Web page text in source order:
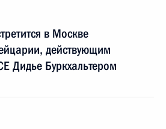
в Москве
действующим
Дидье Буркхальтером